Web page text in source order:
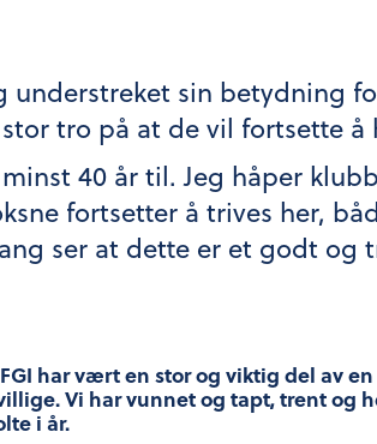
understreket sin betydning
tro på at de vil fortsette å
40 år til. Jeg håper
fortsetter å trives her,
ser at dette er et godt og
har vært en stor og viktig del av
Vi har vunnet og tapt, trent og
i år.